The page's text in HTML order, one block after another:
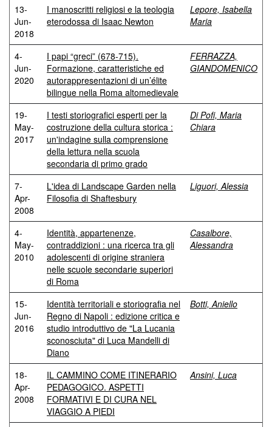
13-
Jun-
2018
I manoscritti religiosi e la teologia
eterodossa di Isaac Newton
Lepore, Isabella
Maria
4-
Jun-
2020
I papi “greci” (678-715).
Formazione, caratteristiche ed
autorappresentazioni di un’élite
bilingue nella Roma altomedievale
FERRAZZA,
GIANDOMENICO
19-
May-
2017
I testi storiografici esperti per la
costruzione della cultura storica :
un'indagine sulla comprensione
della lettura nella scuola
secondaria di primo grado
Di Pofi, Maria
Chiara
7-
Apr-
2008
L'idea di Landscape Garden nella
Filosofia di Shaftesbury
Liguori, Alessia
4-
May-
2010
Identità, appartenenze,
contraddizioni : una ricerca tra gli
adolescenti di origine straniera
nelle scuole secondarie superiori
di Roma
Casalbore,
Alessandra
15-
Jun-
2016
Identità territoriali e storiografia nel
Regno di Napoli : edizione critica e
studio introduttivo de "La Lucania
sconosciuta" di Luca Mandelli di
Diano
Botti, Aniello
18-
Apr-
2008
IL CAMMINO COME ITINERARIO
PEDAGOGICO. ASPETTI
FORMATIVI E DI CURA NEL
VIAGGIO A PIEDI
Ansini, Luca